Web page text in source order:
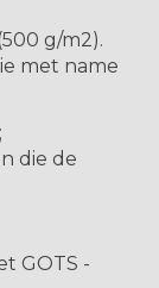
g/m2).
met name
die de
GOTS -